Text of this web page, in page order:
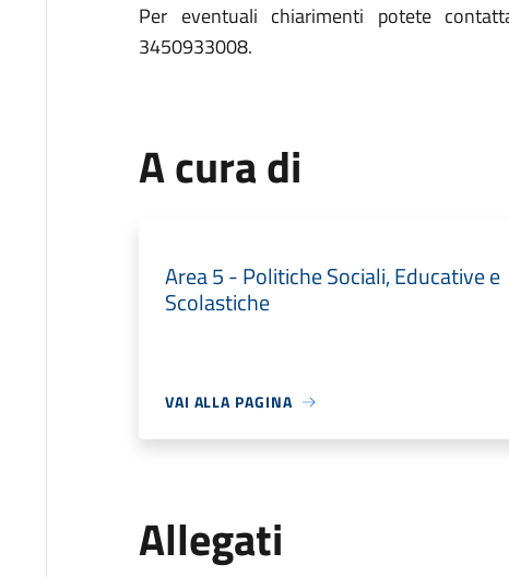
Per eventuali chiarimenti potete
3450933008.
A cura di
Area 5 - Politiche Sociali, Educative e
Scolastiche
VAI ALLA PAGINA
Allegati